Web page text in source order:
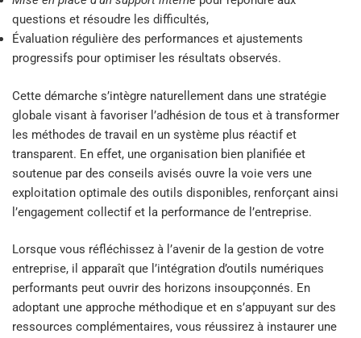
questions et résoudre les difficultés,
Évaluation régulière des performances et ajustements
progressifs pour optimiser les résultats observés.
Cette démarche s’intègre naturellement dans une stratégie
globale visant à favoriser l’adhésion de tous et à transformer
les méthodes de travail en un système plus réactif et
transparent. En effet, une organisation bien planifiée et
soutenue par des conseils avisés ouvre la voie vers une
exploitation optimale des outils disponibles, renforçant ainsi
l’engagement collectif et la performance de l’entreprise.
Lorsque vous réfléchissez à l’avenir de la gestion de votre
entreprise, il apparaît que l’intégration d’outils numériques
performants peut ouvrir des horizons insoupçonnés. En
adoptant une approche méthodique et en s’appuyant sur des
ressources complémentaires, vous réussirez à instaurer une